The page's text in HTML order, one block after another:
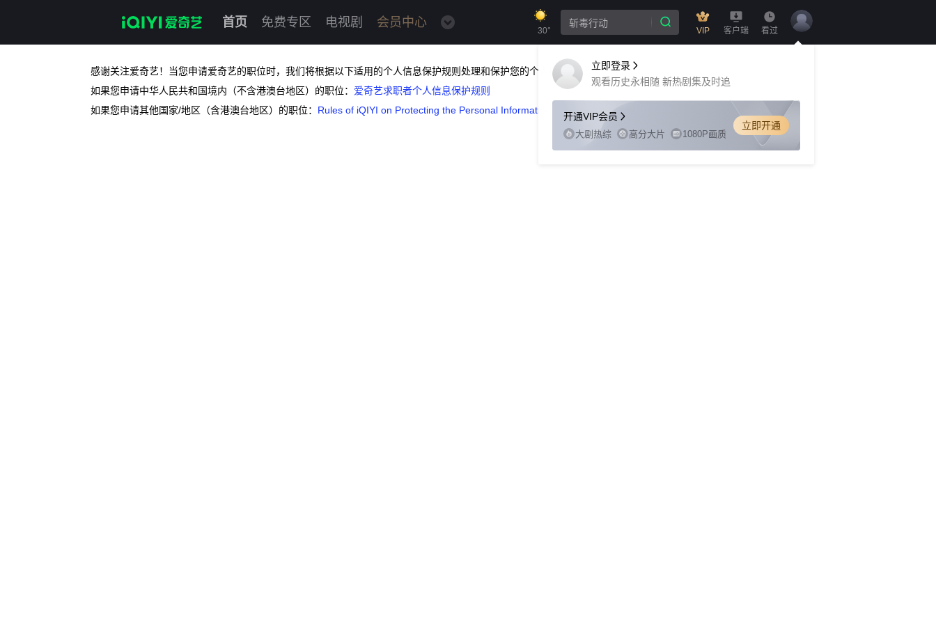
首页 免费专区 电视剧 会员中心
30° VIP 客户端 看过
立即登录
观看历史永相随 新热剧集及时追
开通VIP会员
大剧热综 高分大片 1080P画质
立即开通
感谢关注爱奇艺！当您申请爱奇艺的职位时，我们将根据以下适用的个人信息保护规则处理和保护您的个人信息。
如果您申请中华人民共和国境内（不含港澳台地区）的职位： 爱奇艺求职者个人信息保护规则
如果您申请其他国家/地区（含港澳台地区）的职位： Rules of iQIYI on Protecting the Personal Information of Applicants